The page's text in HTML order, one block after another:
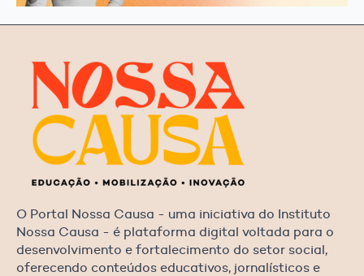
O Portal Nossa Causa - uma iniciativa do Instituto
Nossa Causa - é plataforma digital voltada para o
desenvolvimento e fortalecimento do setor social,
oferecendo conteúdos educativos, jornalísticos e